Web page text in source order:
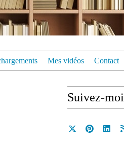
Mes vidéos Contact
Suivez-moi